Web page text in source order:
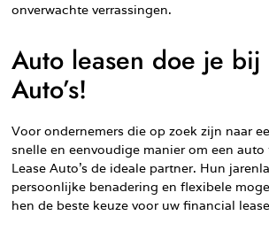
onverwachte verrassingen.
Auto leasen doe je bij
Auto’s!
Voor ondernemers die op zoek zijn naar
snelle en eenvoudige manier om een auto
Lease Auto’s de ideale partner. Hun
persoonlijke benadering en flexibele
hen de beste keuze voor uw financial